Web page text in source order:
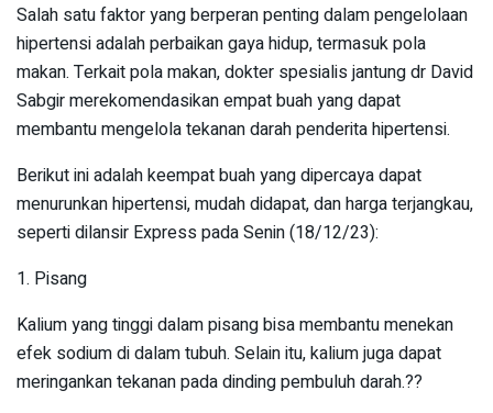
Salah satu faktor yang berperan penting dalam pengelolaan
hipertensi adalah perbaikan gaya hidup, termasuk pola
makan. Terkait pola makan, dokter spesialis jantung dr David
Sabgir merekomendasikan empat buah yang dapat
membantu mengelola tekanan darah penderita hipertensi.
Berikut ini adalah keempat buah yang dipercaya dapat
menurunkan hipertensi, mudah didapat, dan harga terjangkau,
seperti dilansir Express pada Senin (18/12/23):
1. Pisang
Kalium yang tinggi dalam pisang bisa membantu menekan
efek sodium di dalam tubuh. Selain itu, kalium juga dapat
meringankan tekanan pada dinding pembuluh darah.??